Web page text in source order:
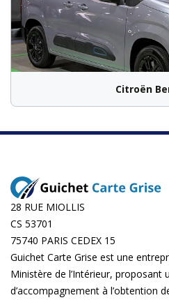
Citroën
28 RUE MIOLLIS
CS 53701
75740 PARIS CEDEX 15
Guichet Carte Grise est une
Ministère de l’Intérieur, proposant
d’accompagnement à l’obtention